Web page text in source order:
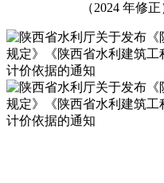
（2024 年修